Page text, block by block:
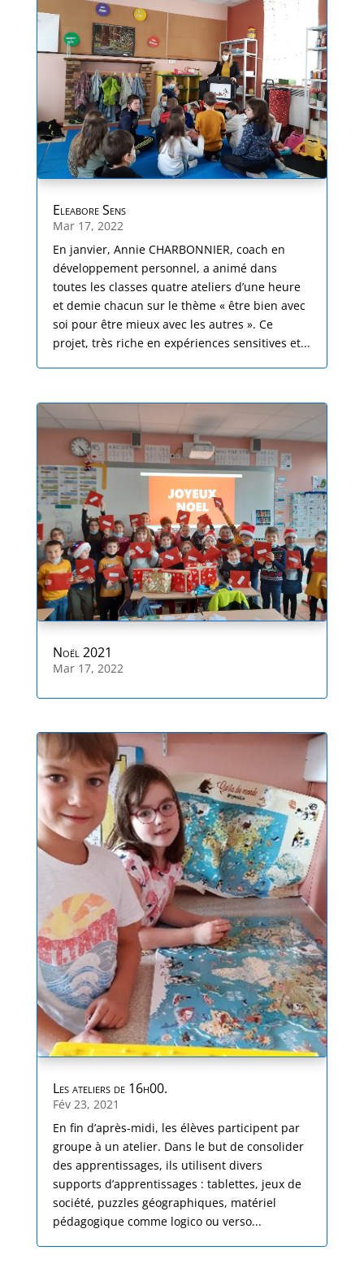
Eleabore Sens
Mar 17, 2022
En janvier, Annie CHARBONNIER, coach en
développement personnel, a animé dans
toutes les classes quatre ateliers d’une heure
et demie chacun sur le thème « être bien avec
soi pour être mieux avec les autres ». Ce
projet, très riche en expériences sensitives et...
Noël 2021
Mar 17, 2022
Les ateliers de 16h00.
Fév 23, 2021
En fin d’après-midi, les élèves participent par
groupe à un atelier. Dans le but de consolider
des apprentissages, ils utilisent divers
supports d’apprentissages : tablettes, jeux de
société, puzzles géographiques, matériel
pédagogique comme logico ou verso...